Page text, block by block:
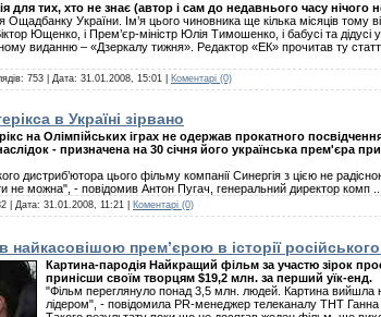
для тих, хто не знає (автор і сам до недавнього часу
Ощадбанку України. Ім’я цього чиновника ще кілька місяців тому
Ющенко, і Прем’єр-міністр Юлія Тимошенко, і бабусі та
виданню – «Дзеркалу тижня». Редактор «ЕК» прочитав ту
753 | Дата: 31.01.2008, 15:01 Коментарі (0)
в Україні зірвано
на Олімпійських іграх не одержав прокатного
- призначена на 30 січня його українська прем'єра
дистриб’ютора цього фільму компанії Синергія з цією не
не можна", - повідомив Антон Пугач, генеральний директор комп
| Дата: 31.01.2008, 11:21 Коментарі (0)
прем’єрою в історії російського
Картина-пародія Найкращий фільм за участю зірок
принісши своїм творцям $19,2 млн. за перший уїк-енд.
"Фільм переглянуло понад 3,5 млн. людей. Картина вийшла
лідером", - повідомила PR-менеджер телеканалу ТНТ Ганна